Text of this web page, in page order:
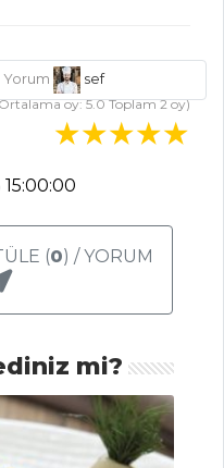
Yorum
sef
oy:5.0Toplam2oy)
(0) / YORUM
mi?